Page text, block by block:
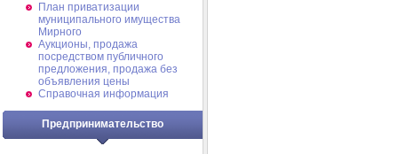
План приватизации
муниципального имущества
Мирного
Аукционы, продажа
посредством публичного
предложения, продажа без
объявления цены
Справочная информация
Предпринимательство